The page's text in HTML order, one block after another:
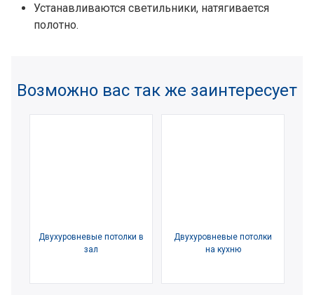
Устанавливаются светильники, натягивается
полотно.
Возможно вас так же заинтересует
Двухуровневые потолки в
зал
Двухуровневые потолки
на кухню